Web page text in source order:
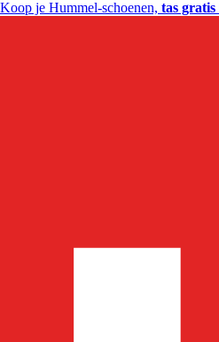
Koop je Hummel-schoenen, tas gratis